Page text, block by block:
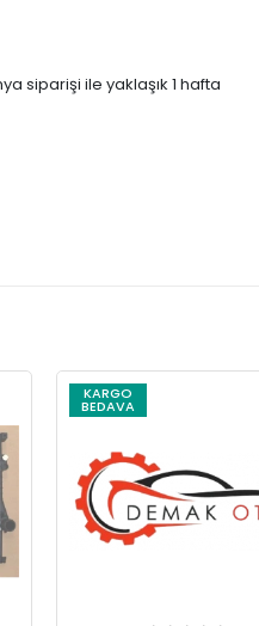
siparişi ile yaklaşık 1 hafta
KARGO
BEDAVA